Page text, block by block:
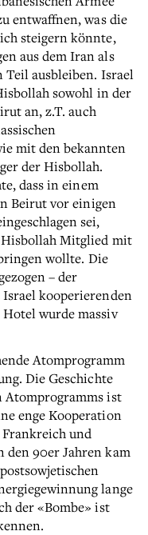
entwaffnen, was die
steigern könnte,
aus dem Iran als
Teil ausbleiben. Israel
sowohl in der
an, z.T. auch
mit den bekannten
der Hisbollah.
dass in einem
Beirut vor einigen
sei,
Mitglied mit
wollte. Die
– der
kooperierenden
wurde massiv
Atomprogramm
Die Geschichte
Atomprogramms ist
enge Kooperation
und
den 90er Jahren kam
lange
der «Bombe» ist